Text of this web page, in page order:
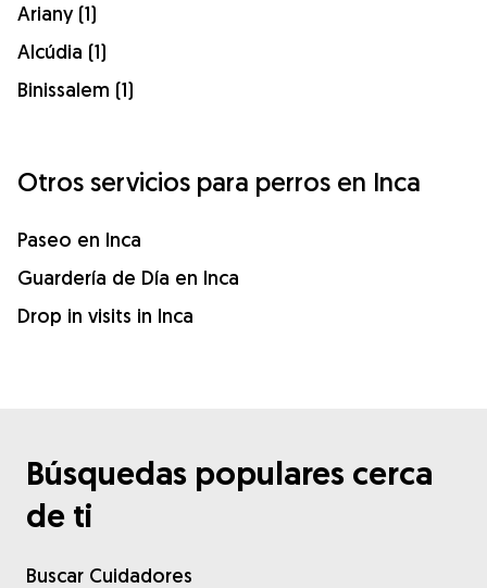
Ariany (1)
Alcúdia (1)
Binissalem (1)
Otros servicios para perros en Inca
Paseo en Inca
Guardería de Día en Inca
Drop in visits in Inca
Búsquedas populares cerca
de ti
Buscar Cuidadores